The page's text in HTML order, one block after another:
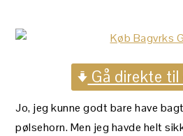
Gå direkte
Jo, jeg kunne godt bare have
pølsehorn. Men jeg havde helt